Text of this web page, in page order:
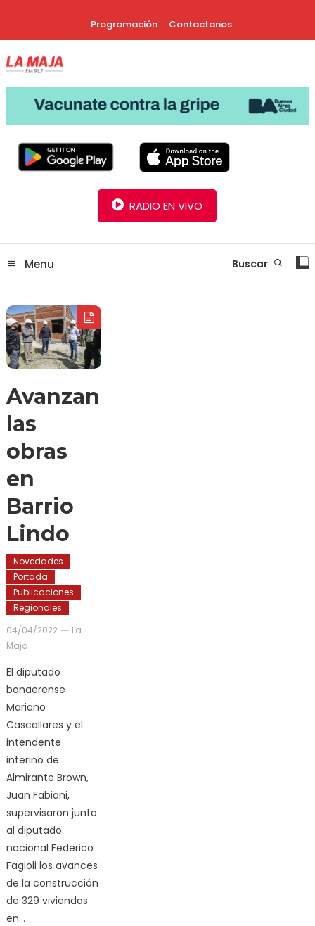
Programación Contactanos
Radio La Maja
RADIO EN VIVO
Menu Buscar
Avanzan
las
obras
en
Barrio
Lindo
Novedades
Portada
Publicaciones
Regionales
04/04/2022
La
Maja
El diputado
bonaerense
Mariano
Cascallares y el
intendente
interino de
Almirante Brown,
Juan Fabiani,
supervisaron junto
al diputado
nacional Federico
Fagioli los avances
de la construcción
de 329 viviendas
en…